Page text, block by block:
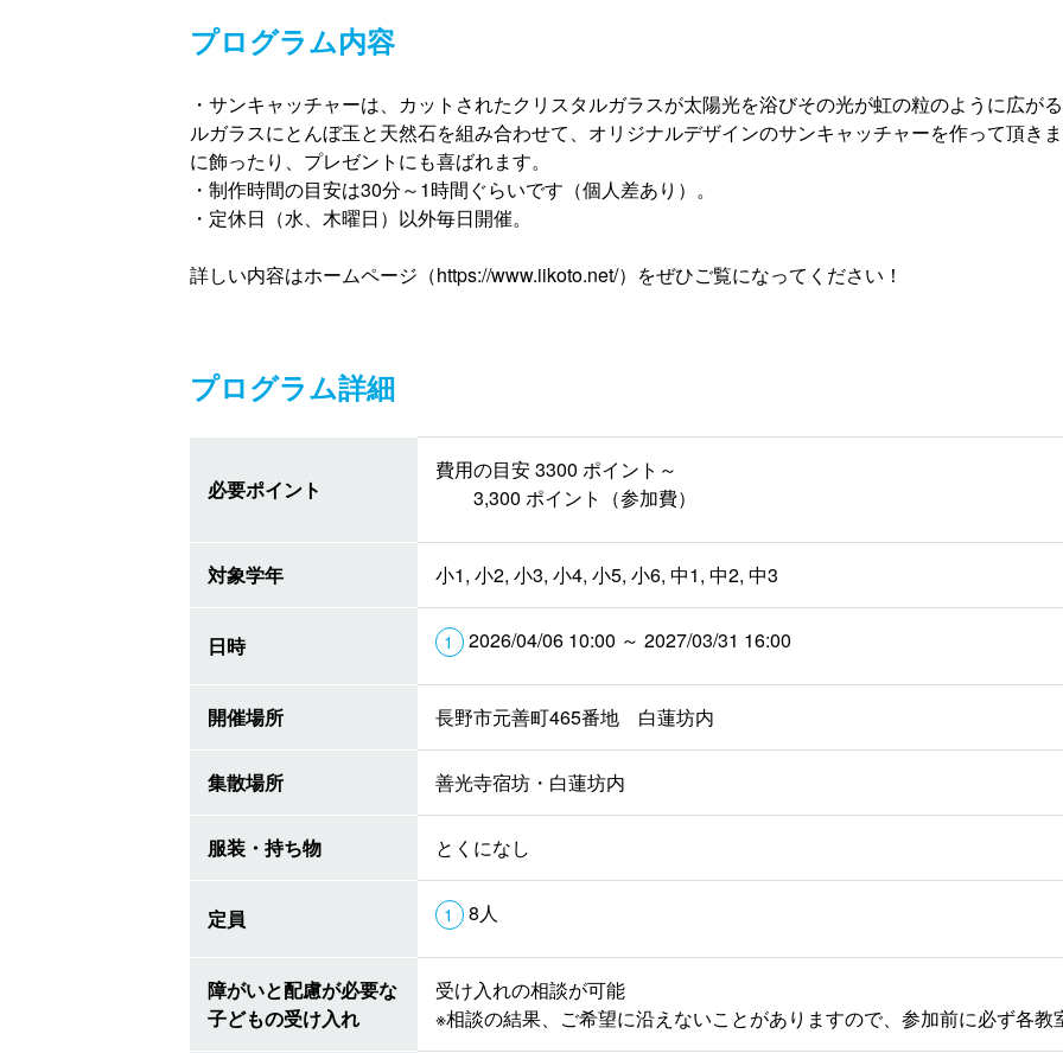
プログラム内容
・サンキャッチャーは、カットされたクリスタルガラスが太陽光を浴びその光が虹の粒のように広が
ルガラスにとんぼ玉と天然石を組み合わせて、オリジナルデザインのサンキャッチャーを作って頂き
に飾ったり、プレゼントにも喜ばれます。
・制作時間の目安は30分～1時間ぐらいです（個人差あり）。
・定休日（水、木曜日）以外毎日開催。
詳しい内容はホームページ（https://www.iikoto.net/）をぜひご覧になってください！
プログラム詳細
必要ポイント
費用の目安 3300 ポイント～
3,300 ポイント（参加費）
対象学年 小1, 小2, 小3, 小4, 小5, 小6, 中1, 中2, 中3
日時 2026/04/06 10:00 ～ 2027/03/31 16:00
開催場所 長野市元善町465番地 白蓮坊内
集散場所 善光寺宿坊・白蓮坊内
服装・持ち物 とくになし
定員 8人
障がいと配慮が必要な
子どもの受け入れ
受け入れの相談が可能
※相談の結果、ご希望に沿えないことがありますので、参加前に必ず各教